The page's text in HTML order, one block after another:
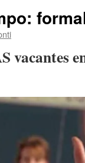
vacantes